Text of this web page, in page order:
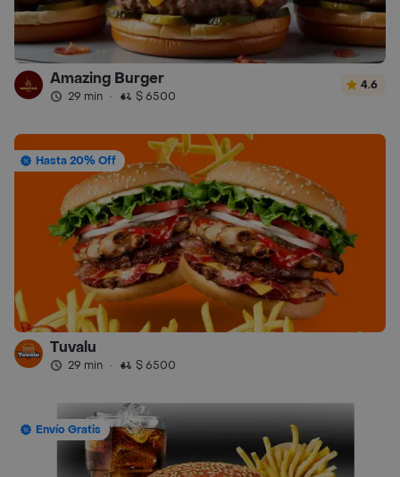
Amazing Burger
29 min · $ 6500
4.6
Hasta 20% Off
Tuvalu
29 min · $ 6500
Envío Gratis